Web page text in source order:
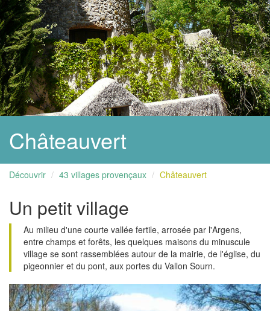
Châteauvert
Découvrir 43 villages provençaux Châteauvert
Un petit village
Au milieu d'une courte vallée fertile, arrosée par l'Argens,
entre champs et forêts, les quelques maisons du minuscule
village se sont rassemblées autour de la mairie, de l'église, du
pigeonnier et du pont, aux portes du Vallon Sourn.